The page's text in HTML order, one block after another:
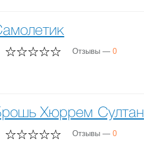
Отзывы — 0
Хюррем Султан
Отзывы — 0